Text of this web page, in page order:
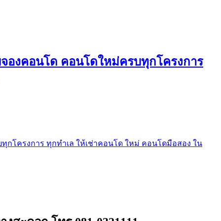
องคอนโด คอนโดใหม่ครบทุกโครงการ
โครงการ ทุกทำเล ให้เช่าคอนโด ใหม่ คอนโดมือสอง ใน